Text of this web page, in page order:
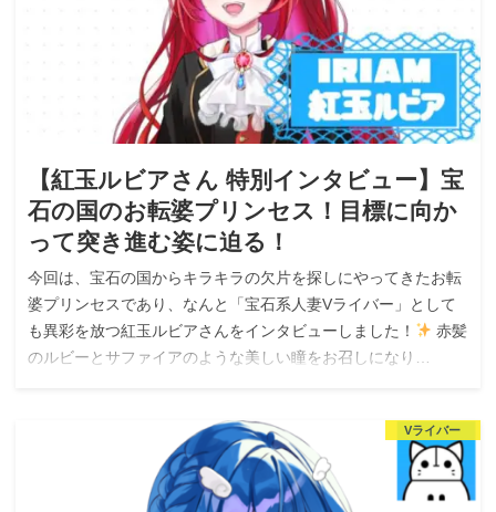
【紅玉ルビアさん 特別インタビュー】宝
石の国のお転婆プリンセス！目標に向か
って突き進む姿に迫る！
今回は、宝石の国からキラキラの欠片を探しにやってきたお転
婆プリンセスであり、なんと「宝石系人妻Vライバー」として
も異彩を放つ紅玉ルビアさんをインタビューしました！
赤髪
のルビーとサファイアのような美しい瞳をお召しになり…
Vライバー